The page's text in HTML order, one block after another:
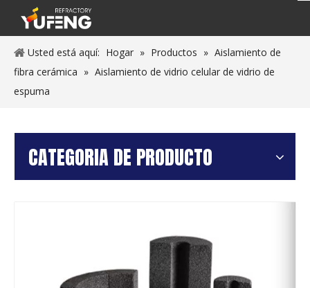
Usted está aquí: Hogar » Productos » Aislamiento de
fibra cerámica » Aislamiento de vidrio celular de vidrio de
espuma
CATEGORIA DE PRODUCTO